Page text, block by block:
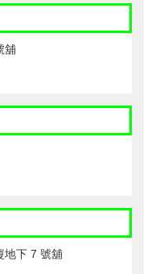
舖
地下 7 號舖